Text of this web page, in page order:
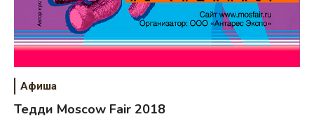
Афиша
Тедди Moscow Fair 2018